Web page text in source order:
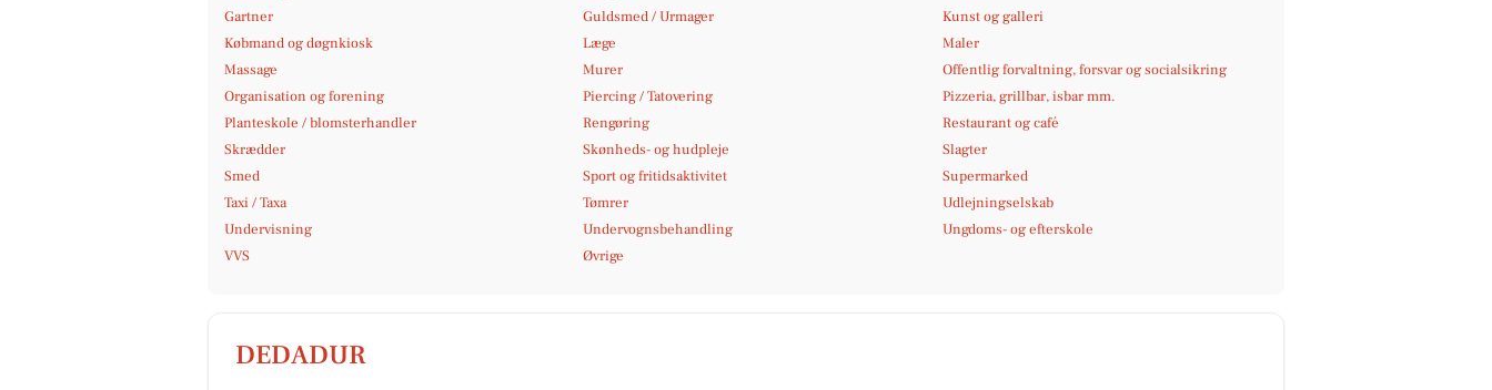
Gartner
Guldsmed / Urmager
Kunst og galleri
Købmand og døgnkiosk
Læge
Maler
Massage
Murer
Offentlig forvaltning, forsvar og socialsikring
Organisation og forening
Piercing / Tatovering
Pizzeria, grillbar, isbar mm.
Planteskole / blomsterhandler
Rengøring
Restaurant og café
Skrædder
Skønheds- og hudpleje
Slagter
Smed
Sport og fritidsaktivitet
Supermarked
Taxi / Taxa
Tømrer
Udlejningselskab
Undervisning
Undervognsbehandling
Ungdoms- og efterskole
VVS
Øvrige
DEDADUR